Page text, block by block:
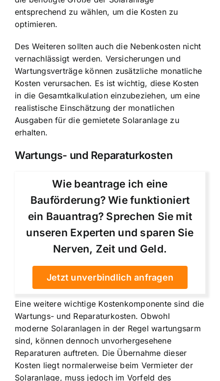
entsprechend zu wählen, um die Kosten zu
optimieren.
Des Weiteren sollten auch die Nebenkosten nicht
vernachlässigt werden. Versicherungen und
Wartungsverträge können zusätzliche monatliche
Kosten verursachen. Es ist wichtig, diese Kosten
in die Gesamtkalkulation einzubeziehen, um eine
realistische Einschätzung der monatlichen
Ausgaben für die gemietete Solaranlage zu
erhalten.
Wartungs- und Reparaturkosten
Wie beantrage ich eine
Bauförderung? Wie funktioniert
ein Bauantrag? Sprechen Sie mit
unseren Experten und sparen Sie
Nerven, Zeit und Geld.
Jetzt unverbindlich anfragen
Eine weitere wichtige Kostenkomponente sind die
Wartungs- und Reparaturkosten. Obwohl
moderne Solaranlagen in der Regel wartungsarm
sind, können dennoch unvorhergesehene
Reparaturen auftreten. Die Übernahme dieser
Kosten liegt normalerweise beim Vermieter der
Solaranlage, muss jedoch im Vorfeld des